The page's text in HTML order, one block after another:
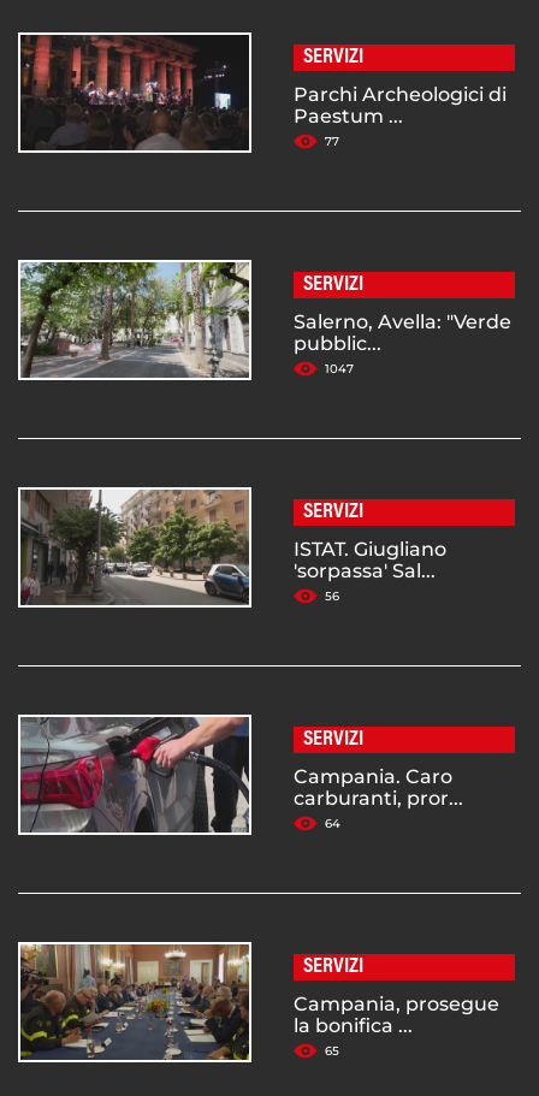
SERVIZI
Parchi Archeologici di
Paestum ...
77
SERVIZI
Salerno, Avella: "Verde
pubblic...
1047
SERVIZI
ISTAT. Giugliano
'sorpassa' Sal...
56
SERVIZI
Campania. Caro
carburanti, pror...
64
SERVIZI
Campania, prosegue
la bonifica ...
65